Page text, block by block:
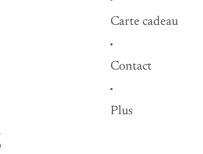
Carte cadeau
Contact
Plus